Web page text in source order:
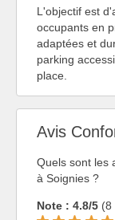
L'objectif est
occupants en
adaptées et
parking
place.
Avis
Quels sont les
à Soignies ?
Note : 4.8/5 (8